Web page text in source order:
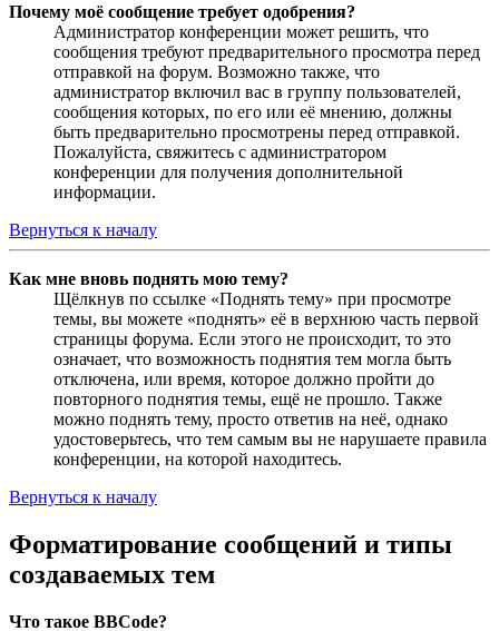
Почему моё сообщение требует одобрения?
Администратор конференции может решить, что
сообщения требуют предварительного просмотра перед
отправкой на форум. Возможно также, что
администратор включил вас в группу пользователей,
сообщения которых, по его или её мнению, должны
быть предварительно просмотрены перед отправкой.
Пожалуйста, свяжитесь с администратором
конференции для получения дополнительной
информации.
Вернуться к началу
Как мне вновь поднять мою тему?
Щёлкнув по ссылке «Поднять тему» при просмотре
темы, вы можете «поднять» её в верхнюю часть первой
страницы форума. Если этого не происходит, то это
означает, что возможность поднятия тем могла быть
отключена, или время, которое должно пройти до
повторного поднятия темы, ещё не прошло. Также
можно поднять тему, просто ответив на неё, однако
удостоверьтесь, что тем самым вы не нарушаете правила
конференции, на которой находитесь.
Вернуться к началу
Форматирование сообщений и типы
создаваемых тем
Что такое BBCode?